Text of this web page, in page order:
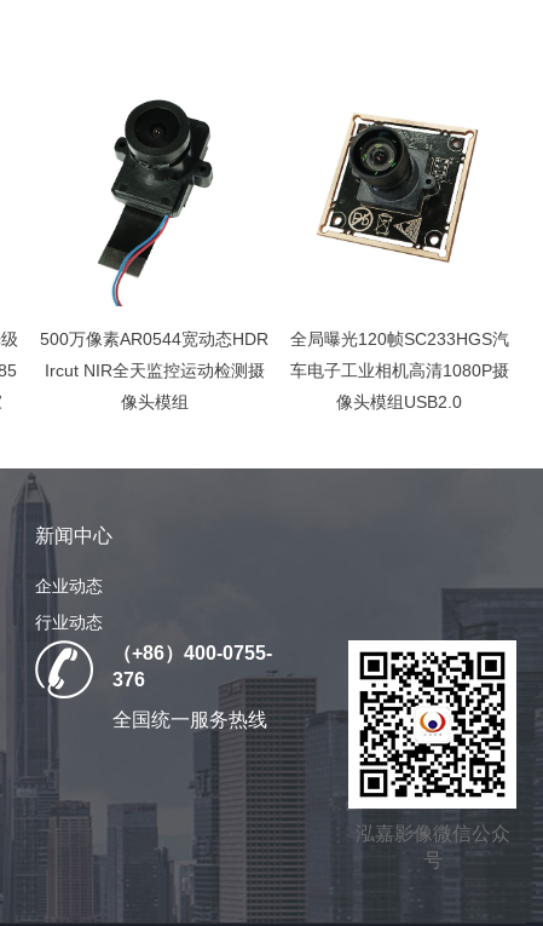
500万像素AR0544宽动态HDR
Ircut NIR全天监控运动检测摄
像头模组
全局曝光120帧SC233HGS汽
车电子工业相机高清1080P摄
像头模组USB2.0
新闻中心
企业动态
行业动态
（+86）400-0755-
376
全国统一服务热线
泓嘉影像微信公众
号